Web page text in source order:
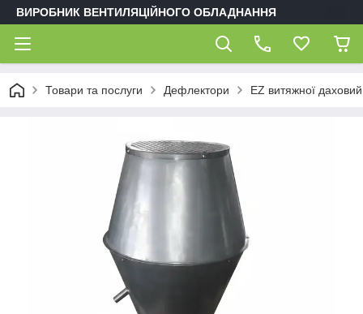
ВИРОБНИК ВЕНТИЛЯЦІЙНОГО ОБЛАДНАННЯ
Товари та послуги Дефлектори EZ витяжної